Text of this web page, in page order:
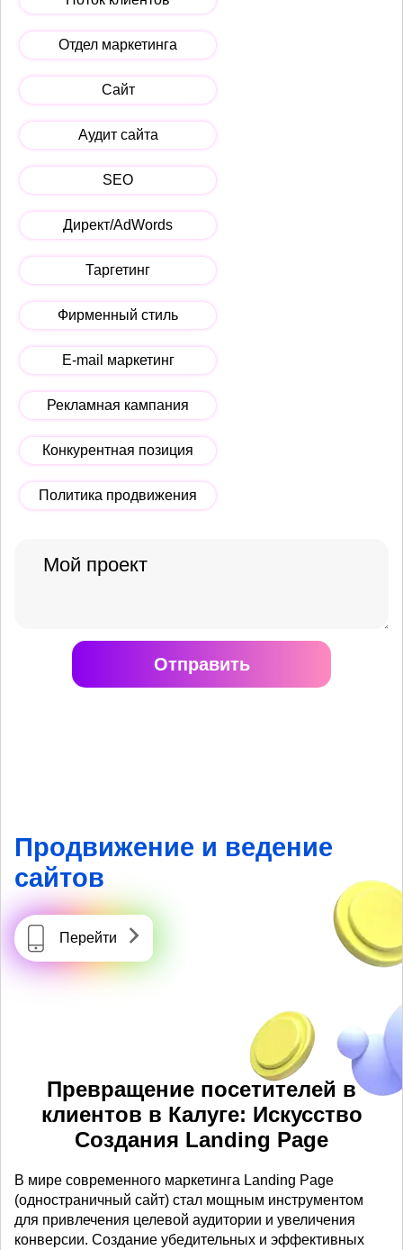
Отдел маркетинга
Сайт
Аудит сайта
SEO
Директ/AdWords
Таргетинг
Фирменный стиль
E-mail маркетинг
Рекламная кампания
Конкурентная позиция
Политика продвижения
Отправить
Продвижение и ведение
сайтов
Перейти
Превращение посетителей в
клиентов в Калуге: Искусство
Создания Landing Page
В мире современного маркетинга Landing Page
(одностраничный сайт) стал мощным инструментом
для привлечения целевой аудитории и увеличения
конверсии. Создание убедительных и эффективных